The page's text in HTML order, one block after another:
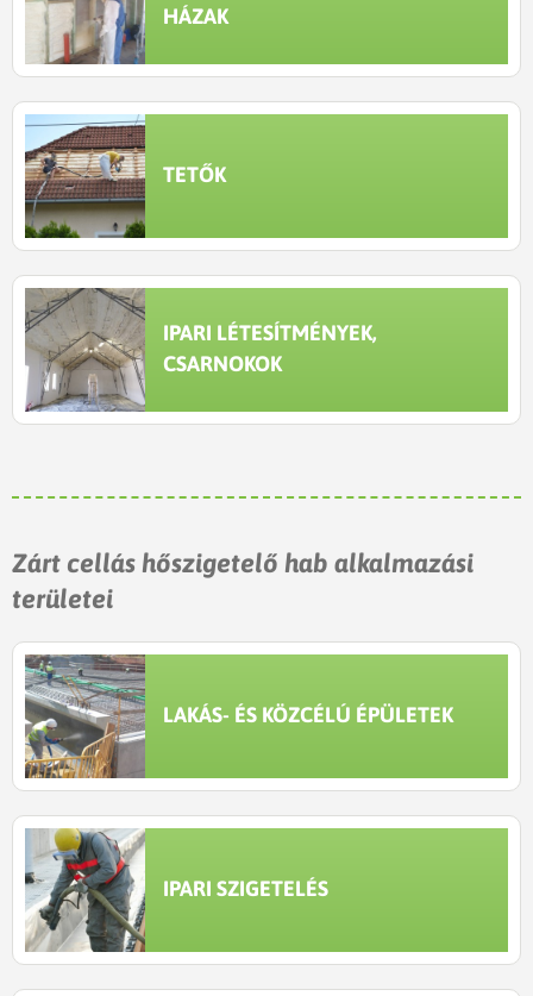
HÁZAK
TETŐK
IPARI LÉTESÍTMÉNYEK,
CSARNOKOK
Zárt cellás hőszigetelő hab alkalmazási
területei
LAKÁS- ÉS KÖZCÉLÚ ÉPÜLETEK
IPARI SZIGETELÉS